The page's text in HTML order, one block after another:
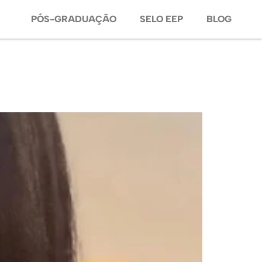
PÓS-GRADUAÇÃO SELO EEP BLOG